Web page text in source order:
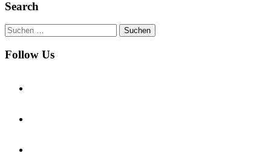
Search
Suchen
nach:
Follow Us